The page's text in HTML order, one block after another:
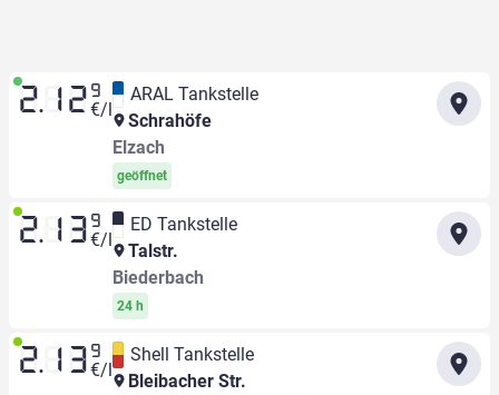
2.12 9
€/l
ARAL Tankstelle
Schrahöfe
Elzach
geöffnet
2.13 9
€/l
ED Tankstelle
Talstr.
Biederbach
24 h
2.13 9
€/l
Shell Tankstelle
Bleibacher Str.